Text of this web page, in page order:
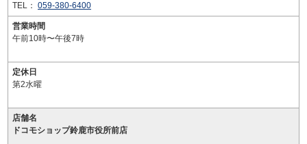
TEL： 059-380-6400
営業時間
午前10時〜午後7時
定休日
第2水曜
店舗名
ドコモショップ鈴鹿市役所前店